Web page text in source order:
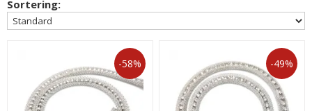
Sortering:
-58% -49%